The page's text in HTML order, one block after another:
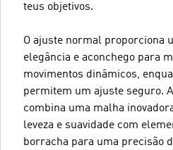
teus objetivos.
O ajuste normal proporciona
elegância e aconchego para
movimentos dinâmicos,
permitem um ajuste seguro.
combina uma malha
leveza e suavidade com
borracha para uma precisão